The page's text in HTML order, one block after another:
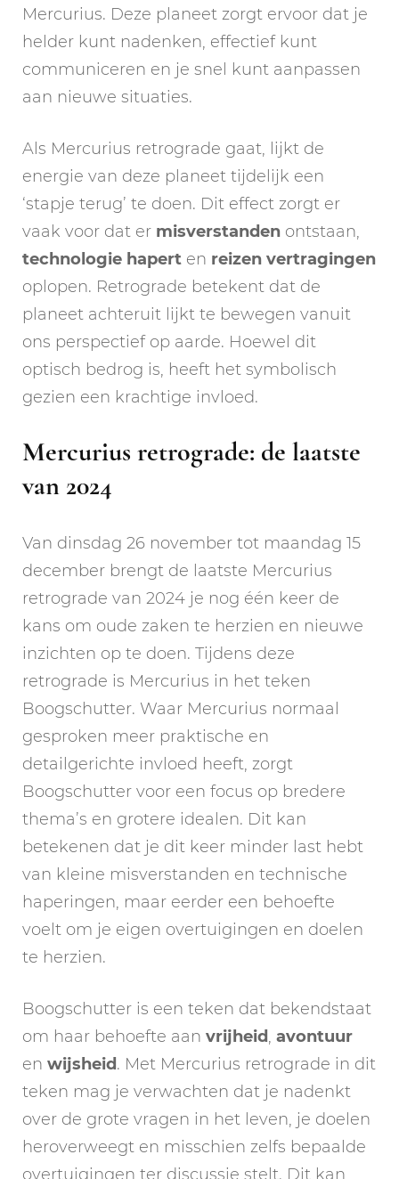
Mercurius. Deze planeet zorgt ervoor dat je
helder kunt nadenken, effectief kunt
communiceren en je snel kunt aanpassen
aan nieuwe situaties.
Als Mercurius retrograde gaat, lijkt de
energie van deze planeet tijdelijk een
‘stapje terug’ te doen. Dit effect zorgt er
vaak voor dat er misverstanden ontstaan,
technologie hapert en reizen vertragingen
oplopen. Retrograde betekent dat de
planeet achteruit lijkt te bewegen vanuit
ons perspectief op aarde. Hoewel dit
optisch bedrog is, heeft het symbolisch
gezien een krachtige invloed.
Mercurius retrograde: de laatste
van 2024
Van dinsdag 26 november tot maandag 15
december brengt de laatste Mercurius
retrograde van 2024 je nog één keer de
kans om oude zaken te herzien en nieuwe
inzichten op te doen. Tijdens deze
retrograde is Mercurius in het teken
Boogschutter. Waar Mercurius normaal
gesproken meer praktische en
detailgerichte invloed heeft, zorgt
Boogschutter voor een focus op bredere
thema’s en grotere idealen. Dit kan
betekenen dat je dit keer minder last hebt
van kleine misverstanden en technische
haperingen, maar eerder een behoefte
voelt om je eigen overtuigingen en doelen
te herzien.
Boogschutter is een teken dat bekendstaat
om haar behoefte aan vrijheid, avontuur
en wijsheid. Met Mercurius retrograde in dit
teken mag je verwachten dat je nadenkt
over de grote vragen in het leven, je doelen
heroverweegt en misschien zelfs bepaalde
overtuigingen ter discussie stelt. Dit kan